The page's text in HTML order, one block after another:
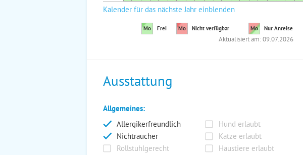
Kalender für das nächste Jahr einblenden
Mo Frei Mo Nicht verfügbar Mo Nur Anreise
Aktualisiert am: 09.07.2026
Ausstattung
Allgemeines:
Allergikerfreundlich
Hund erlaubt
Nichtraucher
Katze erlaubt
Rollstuhlgerecht
Haustiere erlaubt